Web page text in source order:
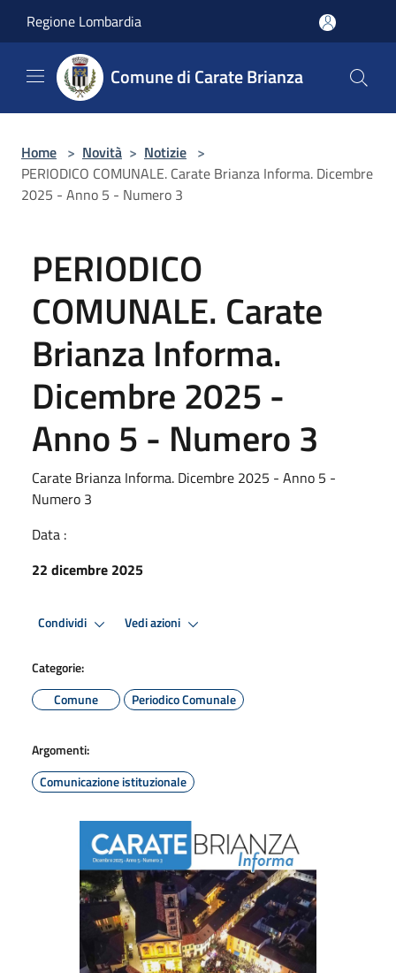
Regione Lombardia
Comune di Carate Brianza
Home > Novità > Notizie >
PERIODICO COMUNALE. Carate Brianza Informa. Dicembre
2025 - Anno 5 - Numero 3
PERIODICO
COMUNALE. Carate
Brianza Informa.
Dicembre 2025 -
Anno 5 - Numero 3
Carate Brianza Informa. Dicembre 2025 - Anno 5 -
Numero 3
Data :
22 dicembre 2025
Condividi Vedi azioni
Categorie:
Comune
Periodico Comunale
Argomenti:
Comunicazione istituzionale